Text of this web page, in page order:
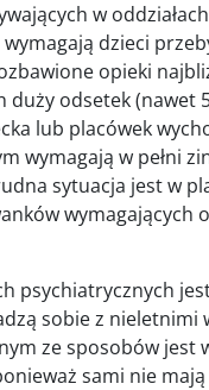
w
dzieci
opieki
duży odsetek
lub placówek
wymagają w pełni
sytuacja jest w
psychiatrycznych
sobie z nieletnimi
ze sposobów
sami nie